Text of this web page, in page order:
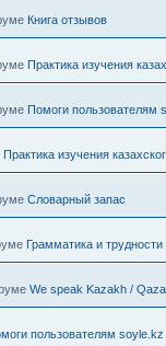
Книга отзывов
Практика изучения
Помоги пользователям
Практика изучения
Словарный запас
Грамматика и
We speak Kazakh /
пользователям soyle.kz